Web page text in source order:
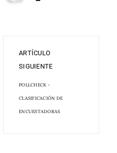
ARTÍCULO
SIGUIENTE
POLLCHECK -
CLASIFICACIÓN DE
ENCUESTADORAS